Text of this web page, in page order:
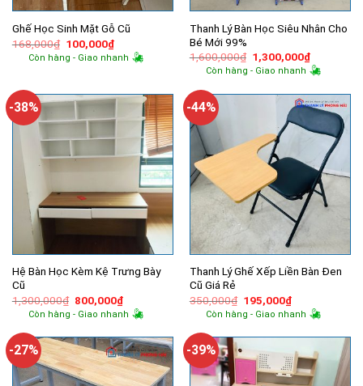
Ghế Học Sinh Mặt Gỗ Cũ
168,000₫ Giá
gốc
là:
100,000₫Giá
hiện
tại
Còn hàng - Giao nhanh
Thanh Lý Bàn Học Siêu Nhân Cho
Bé Mới 99%
1,600,000₫ Giá
gốc
là:
1,300,000₫Giá
hiện
tại
Còn hàng - Giao nhanh
-38%
Hệ Bàn Học Kèm Kệ Trưng Bày
Cũ
1,300,000₫ Giá
gốc
là:
800,000₫Giá
hiện
tại
800,000₫.
Còn hàng - Giao nhanh
-44%
Thanh Lý Ghế Xếp Liền Bàn Đen
Cũ Giá Rẻ
350,000₫ Giá
gốc
là:
195,000₫Giá
hiện
tại
195,000₫.
Còn hàng - Giao nhanh
-27% -39%